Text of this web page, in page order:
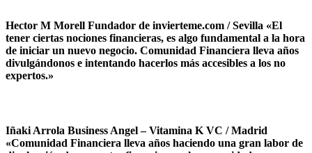
Hector M Morell Fundador de invierteme.com / Sevilla «El
tener ciertas nociones financieras, es algo fundamental a la hora
de iniciar un nuevo negocio. Comunidad Financiera lleva años
divulgándonos e intentando hacerlos más accesibles a los no
expertos.»
Iñaki Arrola Business Angel – Vitamina K VC / Madrid
«Comunidad Financiera lleva años haciendo una gran labor de